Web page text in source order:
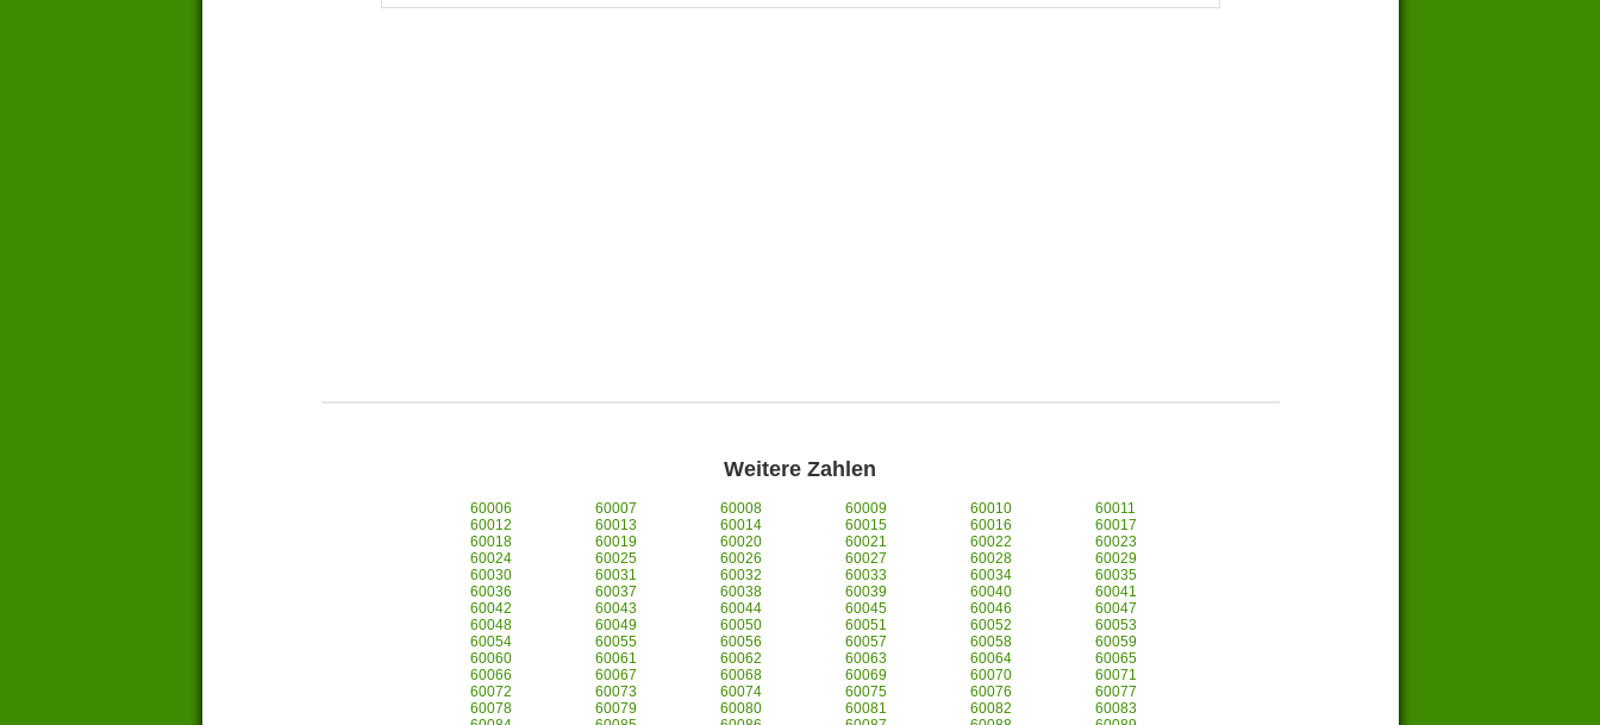
Weitere Zahlen
60006 60007 60008 60009 60010
60011
60012
60013 60014 60015 60016
60017
60018
60019 60020 60021 60022
60023
60024
60025 60026 60027 60028
60029
60030
60031 60032 60033 60034
60035
60036
60037 60038 60039 60040
60041
60042
60043 60044 60045 60046
60047
60048
60049 60050 60051 60052
60053
60054
60055 60056 60057 60058
60059
60060
60061 60062 60063 60064
60065
60066
60067 60068 60069 60070
60071
60072
60073 60074 60075 60076
60077
60078
60079 60080 60081 60082
60083